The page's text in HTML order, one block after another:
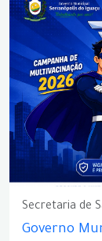
Secretaria de
Governo